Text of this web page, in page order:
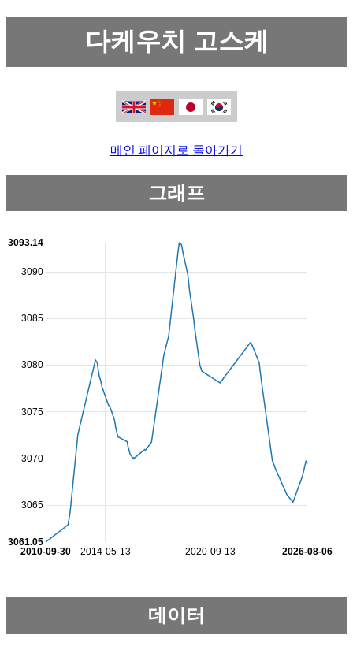
다케우치 고스케
메인 페이지로 돌아가기
그래프
2014-05-13 2020-09-13
2010-09-30 2026-08-06
3065
3070
3075
3080
3085
3090
3061.05
3093.14
데이터